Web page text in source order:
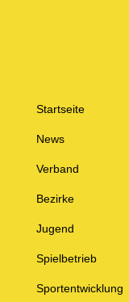
Startseite
News
Verband
Bezirke
Jugend
Spielbetrieb
Sportentwicklung